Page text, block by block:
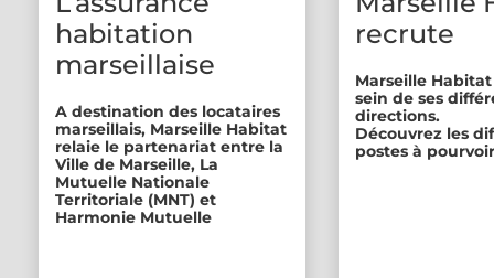
habitation
marseillaise
A destination des locataires
marseillais, Marseille Habitat
relaie le partenariat entre la
Ville de Marseille, La
Mutuelle Nationale
Territoriale (MNT) et
Harmonie Mutuelle
recrute
Marseille
sein de ses
directions.
Découvrez les
postes à